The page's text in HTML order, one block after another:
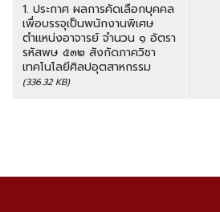
1. ประกาศ ผลการคัดเลือกบุคคล
เพื่อบรรจุเป็นพนักงานพิเศษ
ตำแหน่งอาจารย์ จำนวน ๑ อัตรา
รหัสพษ ๕๓๒ สังกัดภาควิชา
เทคโนโลยีศิลปอุตสาหกรรม
(336.32 KB)